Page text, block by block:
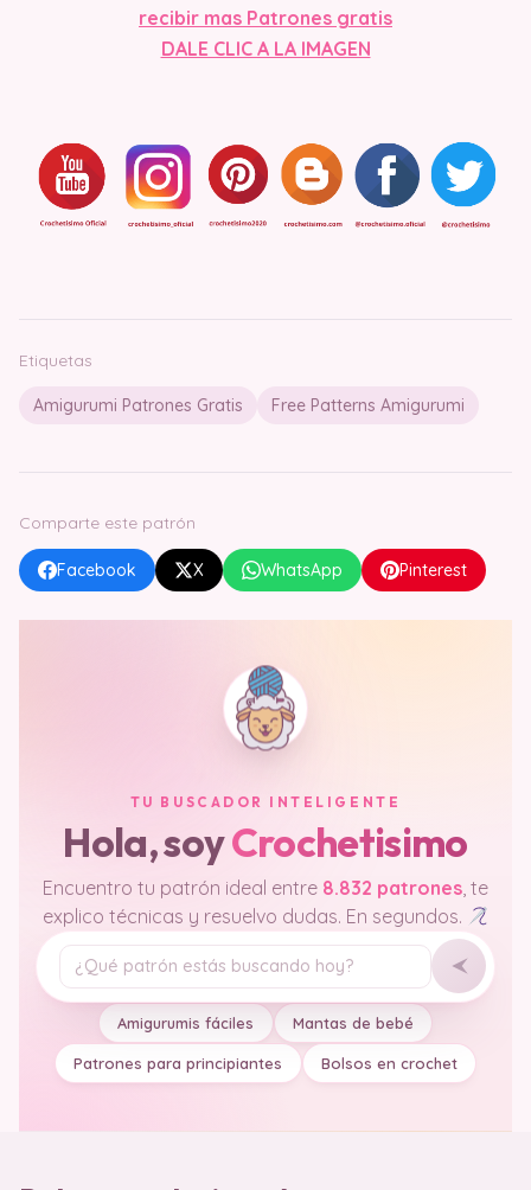
recibir mas Patrones gratis
DALE CLIC A LA IMAGEN
Etiquetas
Amigurumi Patrones Gratis Free Patterns Amigurumi
Comparte este patrón
Facebook X WhatsApp Pinterest
TU BUSCADOR INTELIGENTE
Hola, soyCrochetisimo
Encuentro tu patrón ideal entre 8.832 patrones, te
explico técnicas y resuelvo dudas. En segundos.
Tu pregunta
Amigurumis fáciles Mantas de bebé
Patrones para principiantes Bolsos en crochet